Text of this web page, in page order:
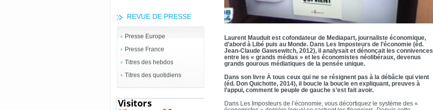
REVUE DE PRESSE
Presse Europe
Presse France
Titres des hebdos
Titres des quotidiens
Laurent Mauduit est cofondateur de Mediapart, journaliste économique,
d’abord à Libé puis au Monde. Dans Les Imposteurs de l’économie (éd.
Jean-Claude Gawsewitch, 2012), il analysait et dénonçait les connivences
entre les « grands médias » et les économistes néolibéraux, devenus
grands gourous médiatiques de la pensée unique.
Dans son livre À tous ceux qui ne se résignent pas à la débâcle qui vient
(éd. Don Quichotte, 2014), il boucle la boucle en expliquant, preuves à
l’appui, comment le peuple de gauche s’est fait avoir.
Dans Les Imposteurs de l’économie, vous décortiquez le système des «